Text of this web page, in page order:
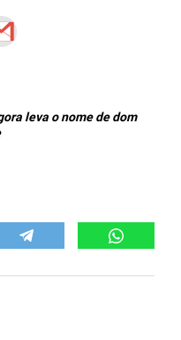
leva o nome de dom